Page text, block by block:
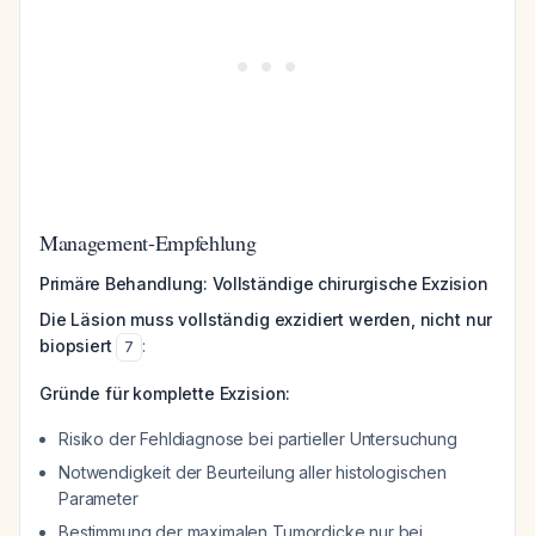
Management-Empfehlung
Primäre Behandlung: Vollständige chirurgische Exzision
Die Läsion muss vollständig exzidiert werden, nicht nur
biopsiert
7 :
Gründe für komplette Exzision:
Risiko der Fehldiagnose bei partieller Untersuchung
Notwendigkeit der Beurteilung aller histologischen
Parameter
Bestimmung der maximalen Tumordicke nur bei